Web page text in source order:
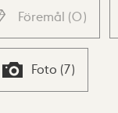
Föremål (0)
Foto (7)